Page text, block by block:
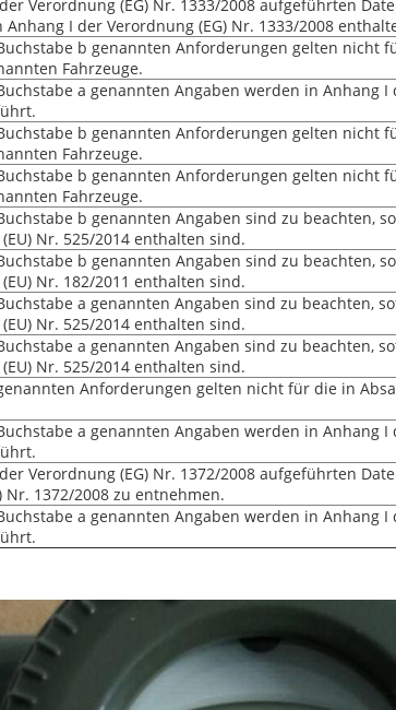
Verordnung (EG) Nr. 1333/2008 aufgeführten
Anhang I der Verordnung (EG) Nr. 1333/2008
b genannten Anforderungen gelten nicht
Fahrzeuge.
a genannten Angaben werden in Anhang I
b genannten Anforderungen gelten nicht
Fahrzeuge.
b genannten Anforderungen gelten nicht
Fahrzeuge.
b genannten Angaben sind zu beachten,
Nr. 525/2014 enthalten sind.
b genannten Angaben sind zu beachten,
Nr. 182/2011 enthalten sind.
a genannten Angaben sind zu beachten,
Nr. 525/2014 enthalten sind.
a genannten Angaben sind zu beachten,
Nr. 525/2014 enthalten sind.
Anforderungen gelten nicht für die in
a genannten Angaben werden in Anhang I
Verordnung (EG) Nr. 1372/2008 aufgeführten
Nr. 1372/2008 zu entnehmen.
a genannten Angaben werden in Anhang I